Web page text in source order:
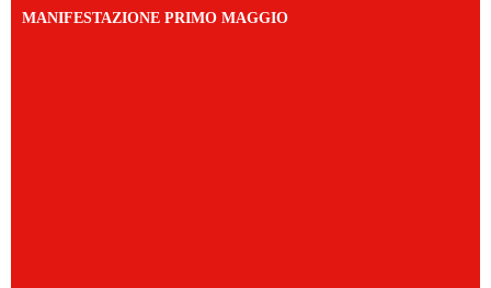
MANIFESTAZIONE PRIMO MAGGIO